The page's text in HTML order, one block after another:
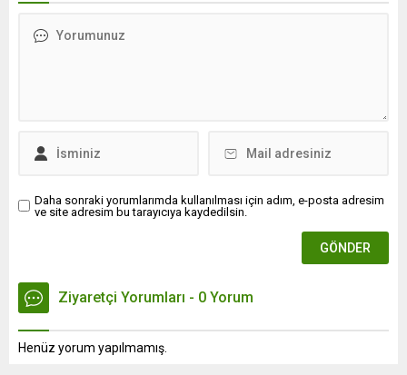
Daha sonraki yorumlarımda kullanılması için adım, e-posta adresim
ve site adresim bu tarayıcıya kaydedilsin.
Ziyaretçi Yorumları - 0 Yorum
Henüz yorum yapılmamış.